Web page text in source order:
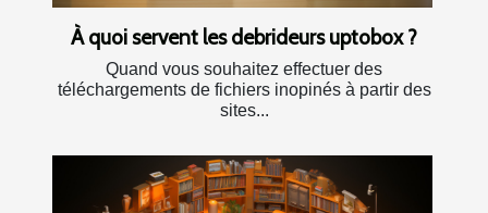
À quoi servent les debrideurs uptobox ?
Quand vous souhaitez effectuer des
téléchargements de fichiers inopinés à partir des
sites...